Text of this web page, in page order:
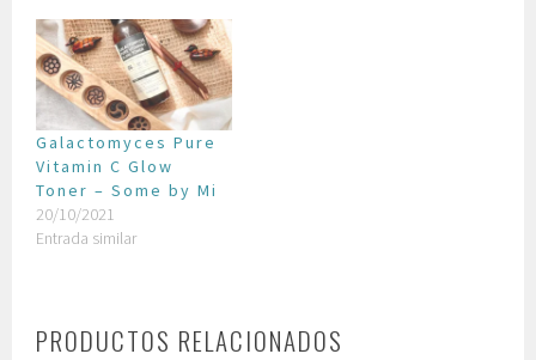
Galactomyces Pure
Vitamin C Glow
Toner – Some by Mi
20/10/2021
Entrada similar
PRODUCTOS RELACIONADOS